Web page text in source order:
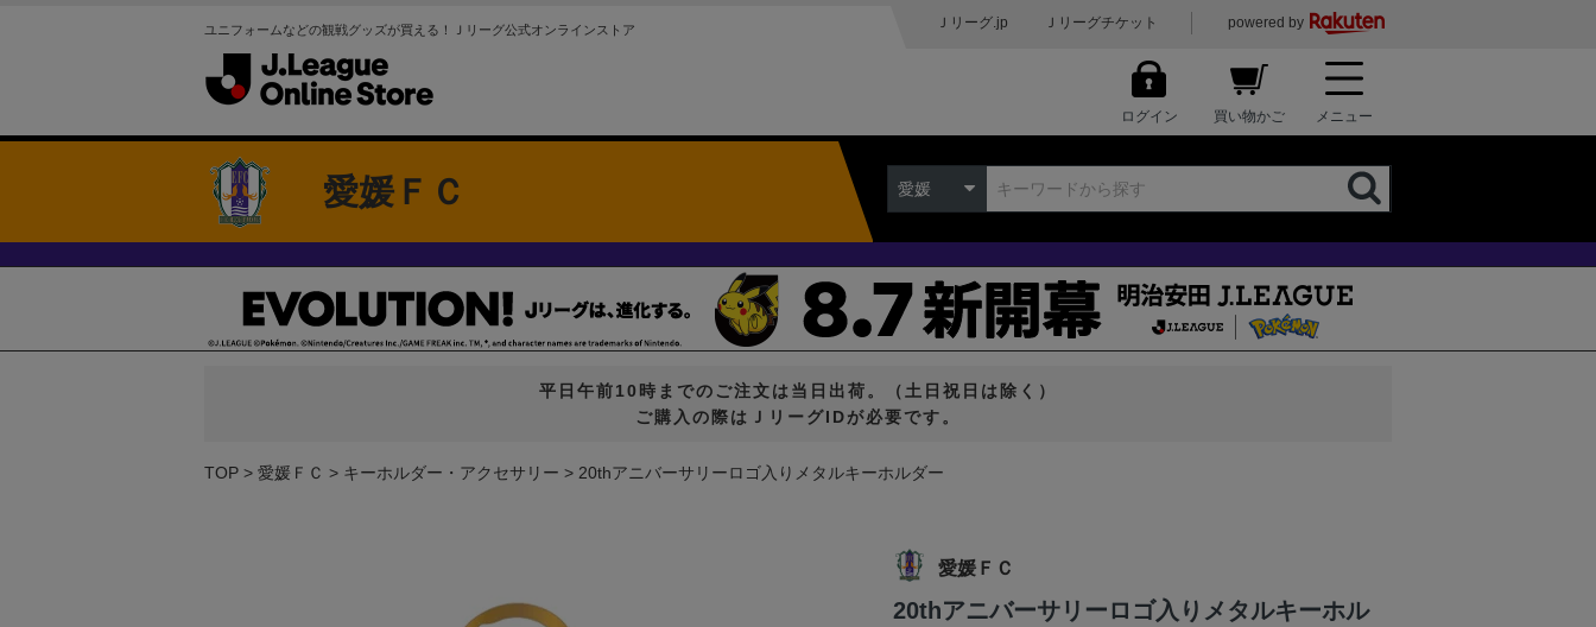
ユニフォームなどの観戦グッズが買える！Ｊリーグ公式オンラインストア Ｊリーグ.jp Ｊリーグチケット powered by
ログイン 買い物かご メニュー
愛媛ＦＣ 愛媛
平日午前10時までのご注文は当日出荷。（土日祝日は除く）
ご購入の際はＪリーグIDが必要です。
TOP 愛媛ＦＣ キーホルダー・アクセサリー 20thアニバーサリーロゴ入りメタルキーホルダー
愛媛ＦＣ
20thアニバーサリーロゴ入りメタルキーホル